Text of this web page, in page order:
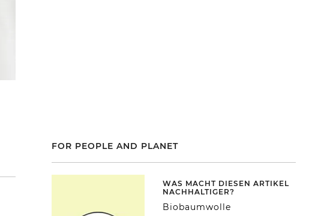
FOR PEOPLE AND PLANET
WAS MACHT DIESEN ARTIKEL
NACHHALTIGER?
Biobaumwolle